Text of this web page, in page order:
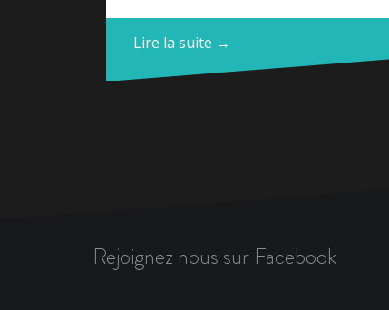
Lire la suite →
Rejoignez nous sur Facebook